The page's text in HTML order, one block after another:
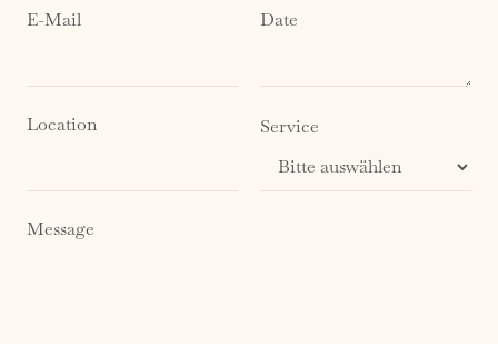
E-Mail Date
Location Service
Message